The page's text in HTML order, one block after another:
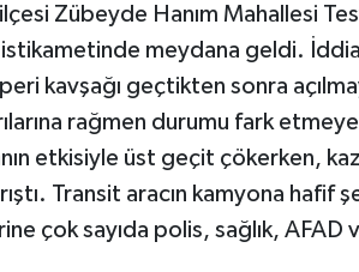
Zübeyde Hanım Mahallesi
istikametinde meydana geldi.
kavşağı geçtikten sonra
rağmen durumu fark
etkisiyle üst geçit çökerken,
Transit aracın kamyona hafif
çok sayıda polis, sağlık,